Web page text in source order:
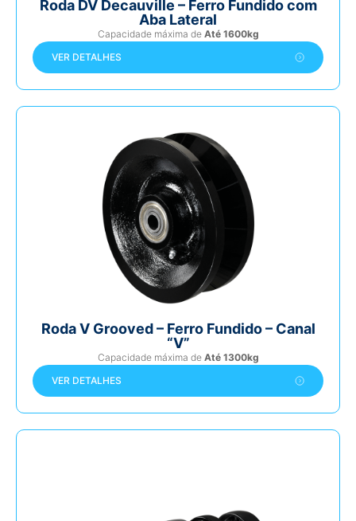
Roda DV Decauville – Ferro Fundido com
Aba Lateral
Capacidade máxima de Até 1600kg
VER DETALHES
Roda V Grooved – Ferro Fundido – Canal
“V”
Capacidade máxima de Até 1300kg
VER DETALHES